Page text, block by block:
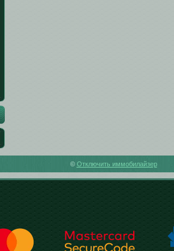
© Отключить иммобилайзер